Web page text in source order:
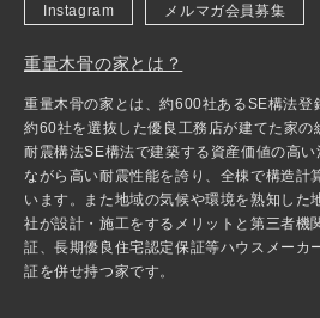
Instagram メルマガ会員募集
重量木骨の家とは？
重量木骨の家とは、約600社あるSE構法登
約60社を選抜した優良工務店が建てた家の
耐震構法SE構法で建築する資産価値の高
ながら高い耐震性能を誇り、全棟で構造計
います。また地域の気候や環境を熟知した
社が設計・施工をするメリットと第三者機
証、長期優良住宅認定保証等ハウスメーカ
証を併せ持つ家です。